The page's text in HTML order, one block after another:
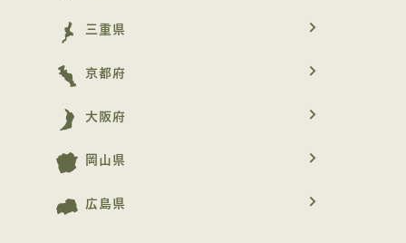
三重県 navigate_next
京都府 navigate_next
大阪府 navigate_next
岡山県 navigate_next
広島県 navigate_next